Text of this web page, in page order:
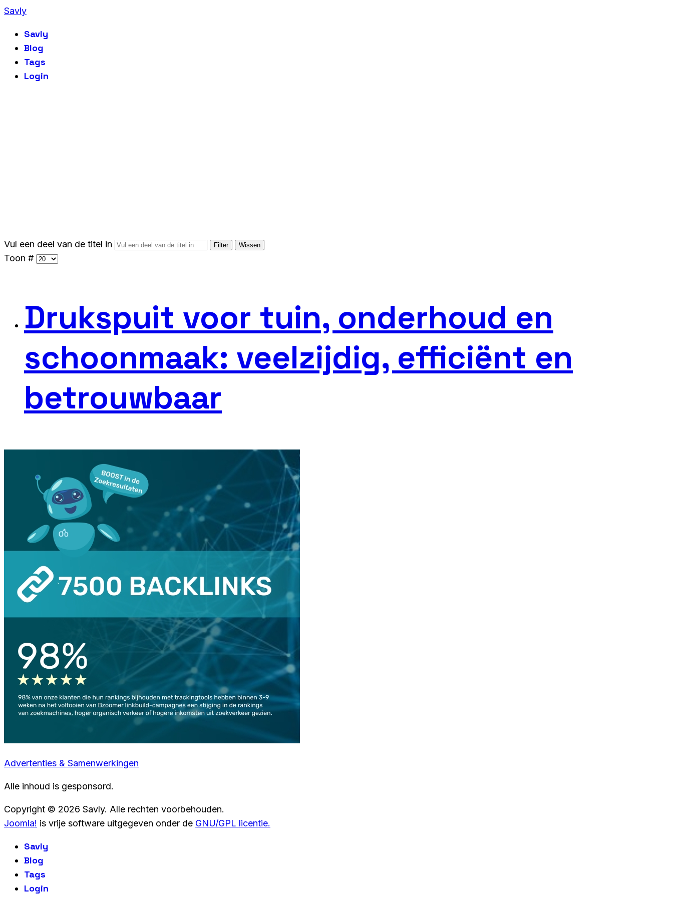
Savly
Savly
Blog
Tags
Login
Vul een deel van de titel in Filter Wissen
Toon #
Drukspuit voor tuin, onderhoud en
schoonmaak: veelzijdig, efficiënt en
betrouwbaar
Advertenties & Samenwerkingen
Alle inhoud is gesponsord.
Copyright © 2026 Savly. Alle rechten voorbehouden.
Joomla! is vrije software uitgegeven onder de GNU/GPL licentie.
Savly
Blog
Tags
Login